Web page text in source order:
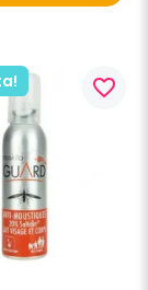
favorite_border